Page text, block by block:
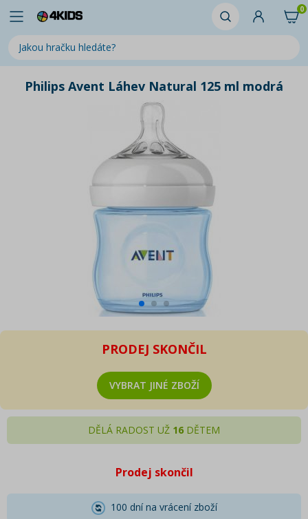
0
Philips Avent Láhev Natural 125 ml modrá
PRODEJ SKONČIL
VYBRAT JINÉ ZBOŽÍ
DĚLÁ RADOST UŽ 16 DĚTEM
Prodej skončil
100 dní na vrácení zboží